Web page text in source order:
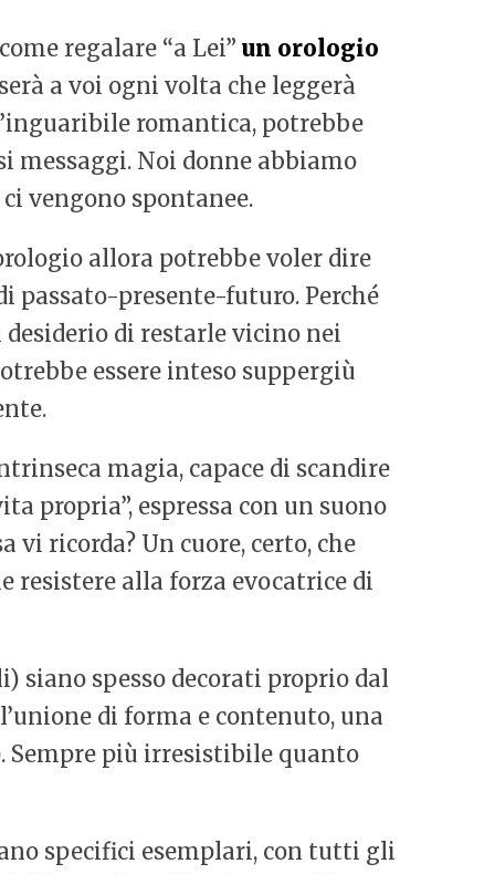
regalare “a Lei” un orologio
a voi ogni volta che leggerà
romantica, potrebbe
messaggi. Noi donne abbiamo
vengono spontanee.
allora potrebbe voler dire
passato-presente-futuro. Perché
di restarle vicino nei
essere inteso suppergiù
magia, capace di scandire
propria”, espressa con un suono
ricorda? Un cuore, certo, che
resistere alla forza evocatrice di
siano spesso decorati proprio dal
di forma e contenuto, una
Sempre più irresistibile quanto
specifici esemplari, con tutti gli